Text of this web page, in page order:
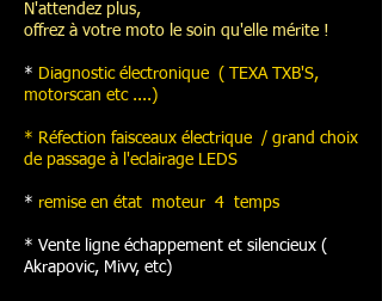
N'attendez plus,
offrez à votre moto le soin qu'elle mérite !
* Diagnostic électronique ( TEXA TXB'S,
motorscan etc ....)
* Réfection faisceaux électrique / grand choix
de passage à l'eclairage LEDS
* remise en état moteur 4 temps
* Vente ligne échappement et silencieux (
Akrapovic, Mivv, etc)